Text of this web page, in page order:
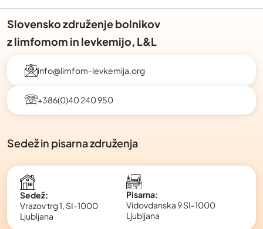
Slovensko združenje bolnikov
z limfomom in levkemijo, L&L
info@limfom-levkemija.org
+386(0)40 240 950
Sedež in pisarna združenja
Sedež:
Vrazov trg 1, SI-1000
Ljubljana
Pisarna:
Vidovdanska 9 SI-1000
Ljubljana